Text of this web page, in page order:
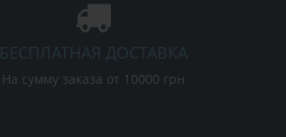
БЕСПЛАТНАЯ ДОСТАВКА
На сумму заказа от 10000 грн